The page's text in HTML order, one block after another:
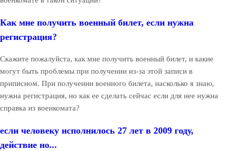
Как мне получить военный билет, если нужна
регистрация?
Скажите пожалуйста, как мне получить военный билет, и какие
могут быть проблемы при получении из-за этой записи в
приписном. При получении военного билета, насколько я знаю,
нужна регистрация, но как ее сделать сейчас если для нее нужна
справка из военкомата?
если человеку исполнилось 27 лет в 2009 году,
действие но...